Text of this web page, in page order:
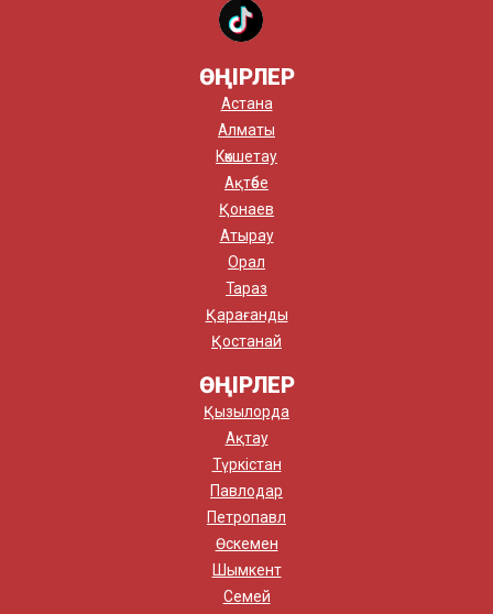
ӨҢІРЛЕР
Астана
Алматы
Көкшетау
Ақтөбе
Қонаев
Атырау
Орал
Тараз
Қарағанды
Қостанай
ӨҢІРЛЕР
Қызылорда
Ақтау
Түркістан
Павлодар
Петропавл
Өскемен
Шымкент
Семей